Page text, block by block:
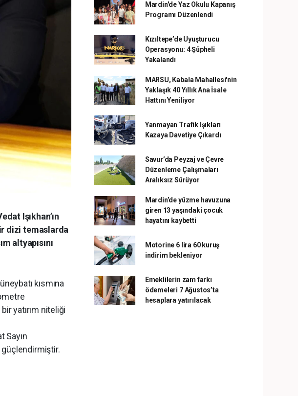
Işıkhan’ın
dizi temaslarda
altyapısını
kısmına
yatırım niteliği
Sayın
güçlendirmiştir.
Mardin'de Yaz Okulu Kapanış
Programı Düzenlendi
Kızıltepe’de Uyuşturucu
Operasyonu: 4 Şüpheli
Yakalandı
MARSU, Kabala Mahallesi'nin
Yaklaşık 40 Yıllık Ana İsale
Hattını Yeniliyor
Yanmayan Trafik Işıkları
Kazaya Davetiye Çıkardı
Savur’da Peyzaj ve Çevre
Düzenleme Çalışmaları
Aralıksız Sürüyor
Mardin’de yüzme havuzuna
giren 13 yaşındaki çocuk
hayatını kaybetti
Motorine 6 lira 60 kuruş
indirim bekleniyor
Emeklilerin zam farkı
ödemeleri 7 Ağustos’ta
hesaplara yatırılacak